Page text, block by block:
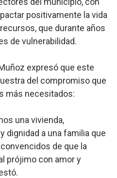
positivamente la vida
que durante años
de vulnerabilidad.
expresó que este
del compromiso que
más necesitados:
una vivienda,
dignidad a una familia que
de que la
prójimo con amor y